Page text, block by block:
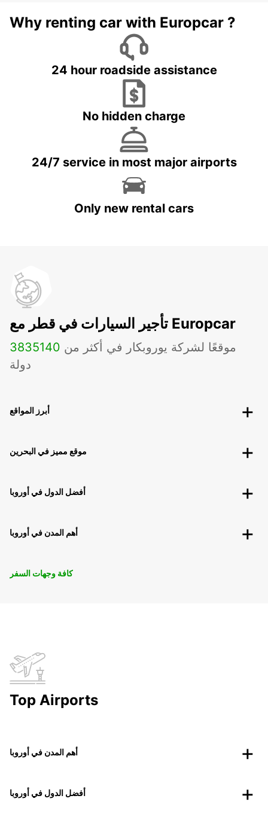
Why renting car with Europcar ?
24 hour roadside assistance
No hidden charge
24/7 service in most major airports
Only new rental cars
تأجير السيارات في قطر مع Europcar
3835 موقعًا لشركة يوروبكار في أكثر من 140
دولة
أبرز المواقع
موقع مميز في البحرين
أفضل الدول في أوروبا
أهم المدن في أوروبا
كافة وجهات السفر
Top Airports
أهم المدن في أوروبا
أفضل الدول في أوروبا